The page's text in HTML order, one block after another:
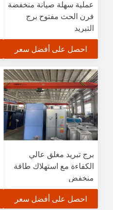
عملية سهلة صيانة منخفضة
فرن الحث مفتوح برج
التبريد
احصل على أفضل سعر
برج تبريد مغلق عالي
الكفاءة مع استهلاك طاقة
منخفض
احصل على أفضل سعر